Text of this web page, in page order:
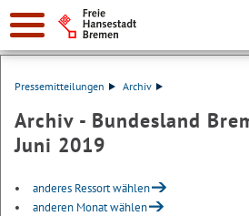
Suche:
Pressemitteilungen Archiv
Archiv - Bundesland
Juni 2019
anderes Ressort wählen
anderen Monat wählen